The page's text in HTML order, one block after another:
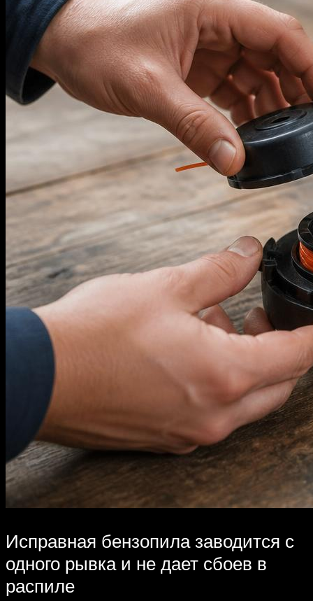
Исправная бензопила заводится с
одного рывка и не дает сбоев в
распиле